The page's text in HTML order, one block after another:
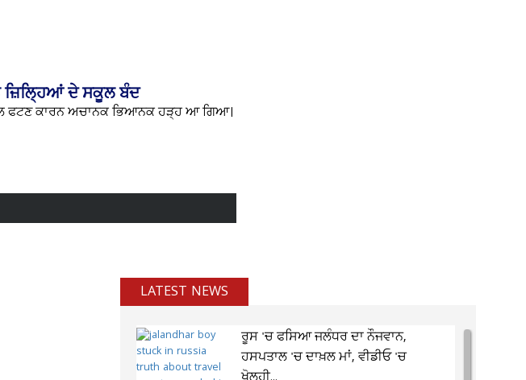
ਦੇ ਸਕੂਲ ਬੰਦ
ਫਟਣ ਕਾਰਨ ਅਚਾਨਕ ਭਿਆਨਕ ਹੜ੍ਹ ਆ ਗਿਆ।
LATEST NEWS
ਰੂਸ 'ਚ ਫਸਿਆ ਜਲੰਧਰ ਦਾ ਨੌਜਵਾਨ,
ਹਸਪਤਾਲ 'ਚ ਦਾਖ਼ਲ ਮਾਂ, ਵੀਡੀਓ 'ਚ